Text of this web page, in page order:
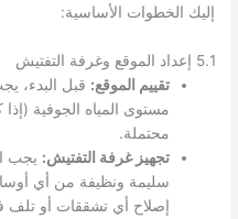
إليك الخطوات الأساسية:
5.1 إعداد الموقع وغرفة التفتيش
تقييم الموقع: قبل البدء،
مستوى المياه الجوفية
محتملة.
تجهيز غرفة التفتيش: يجب
سليمة ونظيفة من أي
إصلاح أي تشققات أو تلف